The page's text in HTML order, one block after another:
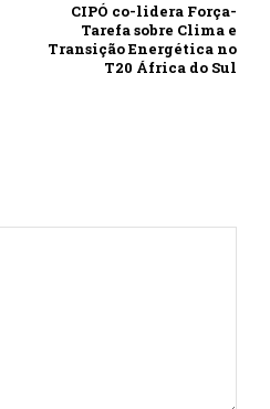
CIPÓ co-lidera Força-
Tarefa sobre Clima e
Transição Energética no
T20 África do Sul